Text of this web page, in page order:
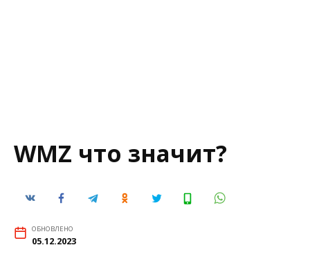
WMZ что значит?
ОБНОВЛЕНО
05.12.2023